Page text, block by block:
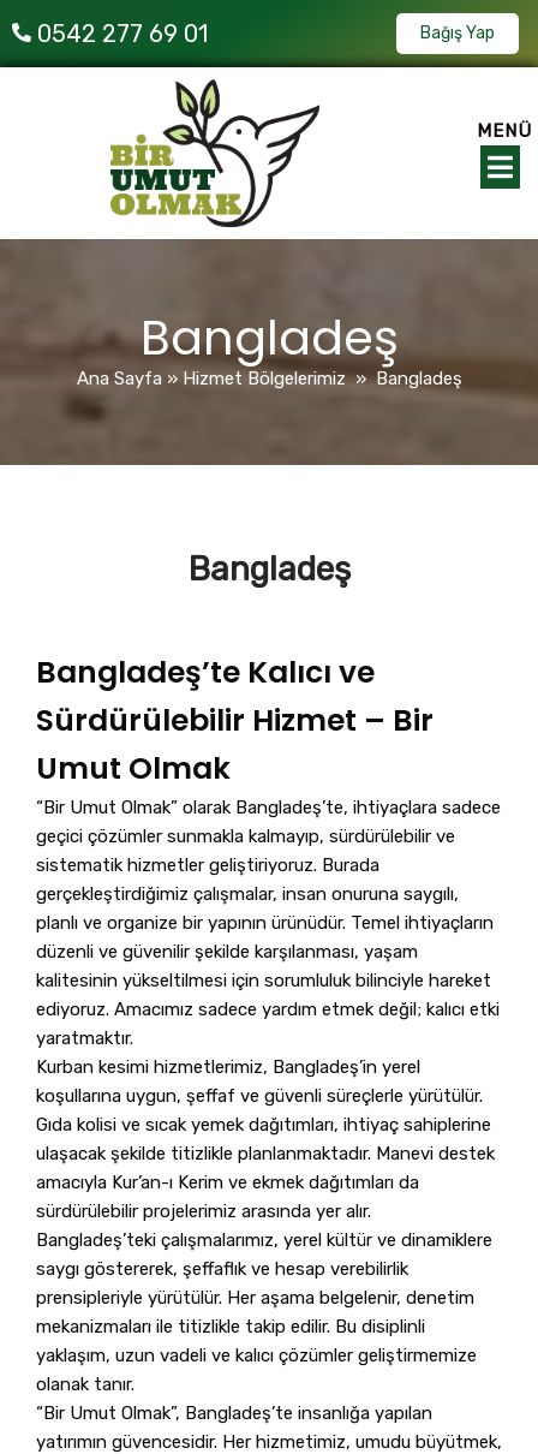
0542 277 69 01 Bağış Yap
MENÜ
Bangladeş
Ana Sayfa » Hizmet Bölgelerimiz » Bangladeş
Bangladeş
Bangladeş’te Kalıcı ve
Sürdürülebilir Hizmet – Bir
Umut Olmak
“Bir Umut Olmak” olarak Bangladeş’te, ihtiyaçlara sadece
geçici çözümler sunmakla kalmayıp, sürdürülebilir ve
sistematik hizmetler geliştiriyoruz. Burada
gerçekleştirdiğimiz çalışmalar, insan onuruna saygılı,
planlı ve organize bir yapının ürünüdür. Temel ihtiyaçların
düzenli ve güvenilir şekilde karşılanması, yaşam
kalitesinin yükseltilmesi için sorumluluk bilinciyle hareket
ediyoruz. Amacımız sadece yardım etmek değil; kalıcı etki
yaratmaktır.
Kurban kesimi hizmetlerimiz, Bangladeş’in yerel
koşullarına uygun, şeffaf ve güvenli süreçlerle yürütülür.
Gıda kolisi ve sıcak yemek dağıtımları, ihtiyaç sahiplerine
ulaşacak şekilde titizlikle planlanmaktadır. Manevi destek
amacıyla Kur’an-ı Kerim ve ekmek dağıtımları da
sürdürülebilir projelerimiz arasında yer alır.
Bangladeş’teki çalışmalarımız, yerel kültür ve dinamiklere
saygı göstererek, şeffaflık ve hesap verebilirlik
prensipleriyle yürütülür. Her aşama belgelenir, denetim
mekanizmaları ile titizlikle takip edilir. Bu disiplinli
yaklaşım, uzun vadeli ve kalıcı çözümler geliştirmemize
olanak tanır.
“Bir Umut Olmak”, Bangladeş’te insanlığa yapılan
yatırımın güvencesidir. Her hizmetimiz, umudu büyütmek,